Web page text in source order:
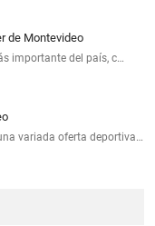
de Montevideo
importante del país, c…
variada oferta deportiva…